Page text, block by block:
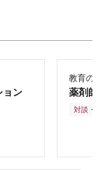
ン
教育の再
薬剤師
対談・座